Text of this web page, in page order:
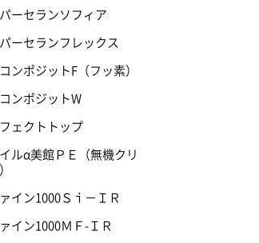
ーセランソフィア
ーセランフレックス
ンポジットF（フッ素）
ンポジットW
ェクトトップ
ルα美館ＰＥ（無機クリ
イン1000Ｓｉ－ＩＲ
イン1000ＭＦ-ＩＲ